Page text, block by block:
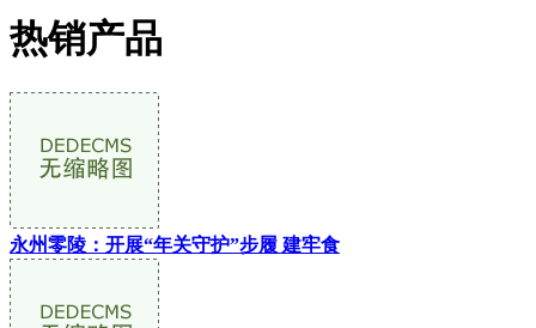
热销产品
永州零陵：开展“年关守护”步履 建牢食